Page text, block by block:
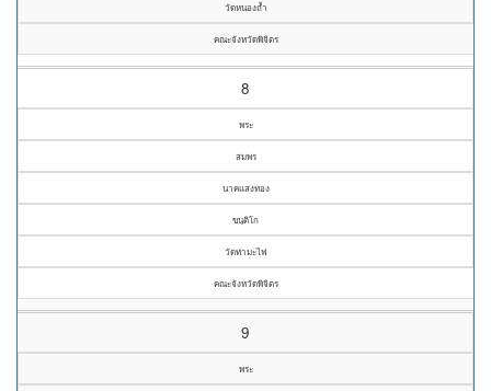
วัดหนองถ้ำ
คณะจังหวัดพิจิตร
8
พระ
สมพร
นาคแสงทอง
ขนฺติโก
วัดท่ามะไฟ
คณะจังหวัดพิจิตร
9
พระ